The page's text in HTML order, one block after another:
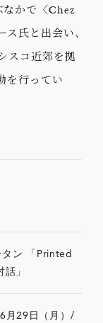
なかで〈Chez
氏と出会い、
スコ近郊を拠
を行ってい
ン 「Printed
」
月29日（月）/